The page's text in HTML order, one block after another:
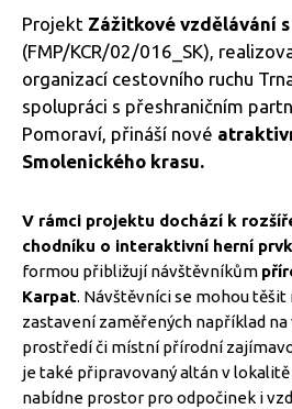
Projekt Zážitkové vzdělávání
(FMP/KCR/02/016_SK),
organizací cestovního ruchu
spolupráci s přeshraničním
Pomoraví, přináší nové
Smolenického krasu.
V rámci projektu dochází k
chodníku o interaktivní herní
formou přibližují návštěvníkům
Karpat. Návštěvníci se mohou
zastavení zaměřených například
prostředí či místní přírodní
je také připravovaný altán v
nabídne prostor pro odpočinek i